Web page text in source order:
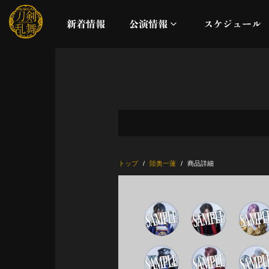
新着情報 公演情報
配信
ライブビューイング
公演に関するお知らせ
スケジュール
トップ 陸奥一蓮 商品詳細